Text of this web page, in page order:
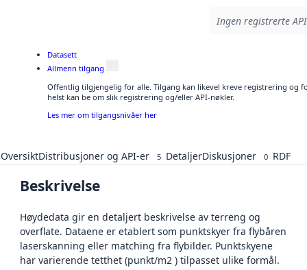
Ingen registrerte
Datasett
Allmenn tilgang
Offentlig tilgjengelig for alle. Tilgang kan likevel kreve registrering og
helst kan be om slik registrering og/eller API-nøkler.
Les mer om tilgangsnivåer her
OversiktDistribusjoner og API-er 5 DetaljerDiskusjoner 0 RDF
Beskrivelse
Høydedata gir en detaljert beskrivelse av terreng og
overflate. Dataene er etablert som punktskyer fra flybåren
laserskanning eller matching fra flybilder. Punktskyene
har varierende tetthet (punkt/m2 ) tilpasset ulike formål.